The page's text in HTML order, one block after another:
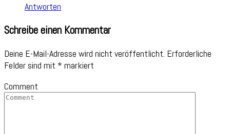
Antworten
Schreibe einen Kommentar
Deine E-Mail-Adresse wird nicht veröffentlicht. Erforderliche
Felder sind mit * markiert
Comment